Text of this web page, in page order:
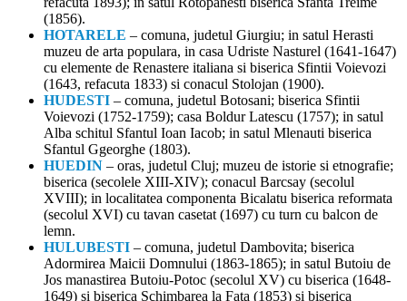
(1856).
HOTARELE – comuna, judetul Giurgiu; in satul Herasti
muzeu de arta populara, in casa Udriste Nasturel (1641-1647)
cu elemente de Renastere italiana si biserica Sfintii Voievozi
(1643, refacuta 1833) si conacul Stolojan (1900).
HUDESTI – comuna, judetul Botosani; biserica Sfintii
Voievozi (1752-1759); casa Boldur Latescu (1757); in satul
Alba schitul Sfantul Ioan Iacob; in satul Mlenauti biserica
Sfantul Ggeorghe (1803).
HUEDIN – oras, judetul Cluj; muzeu de istorie si etnografie;
biserica (secolele XIII-XIV); conacul Barcsay (secolul
XVIII); in localitatea componenta Bicalatu biserica reformata
(secolul XVI) cu tavan casetat (1697) cu turn cu balcon de
lemn.
HULUBESTI – comuna, judetul Dambovita; biserica
Adormirea Maicii Domnului (1863-1865); in satul Butoiu de
Jos manastirea Butoiu-Potoc (secolul XV) cu biserica (1648-
1649) si biserica Schimbarea la Fata (1853) si biserica